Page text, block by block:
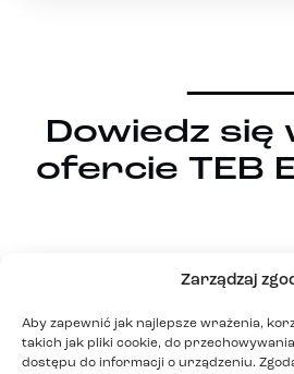
Zarządzaj
Aby zapewnić jak najlepsze wrażenia,
takich jak pliki cookie, do
dostępu do informacji o urządzeniu.
Dowiedz się
ofercie TEB